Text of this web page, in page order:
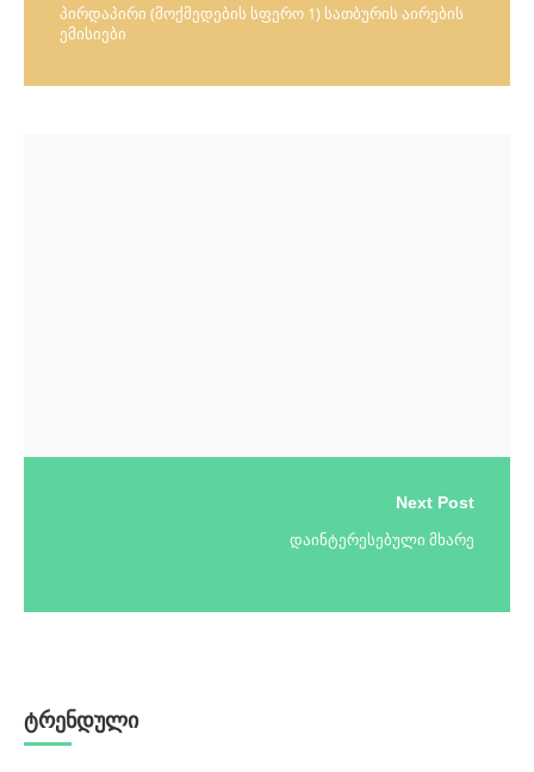
პირდაპირი (მოქმედების სფერო 1) სათბურის აირების
ემისიები
Next Post
დაინტერესებული მხარე
ტრენდული